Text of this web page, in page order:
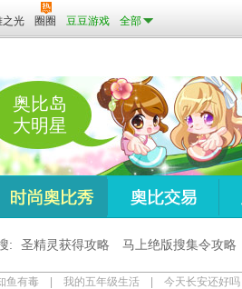
之光 圈圈 豆豆游戏 全部
奥比岛
大明星
: 圣精灵获得攻略 马上绝版搜集令攻略
鱼有毒 我的五年级生活 今天长安还好吗